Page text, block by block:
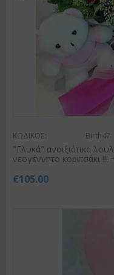
ΚΩΔΙΚΟΣ: Birth47
"Γλυκά" ανοιξιάτικα
νεογέννητο κοριτσάκι
€105.00